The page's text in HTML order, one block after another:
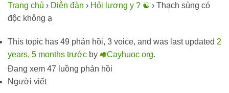
Trang chủ › Diễn đàn › Hỏi lương y ? ☯️ › Thạch sùng có
độc không ạ
This topic has 49 phản hồi, 3 voice, and was last updated 2
years, 5 months trước by Cayhuoc org.
Đang xem 47 luồng phản hồi
Người viết